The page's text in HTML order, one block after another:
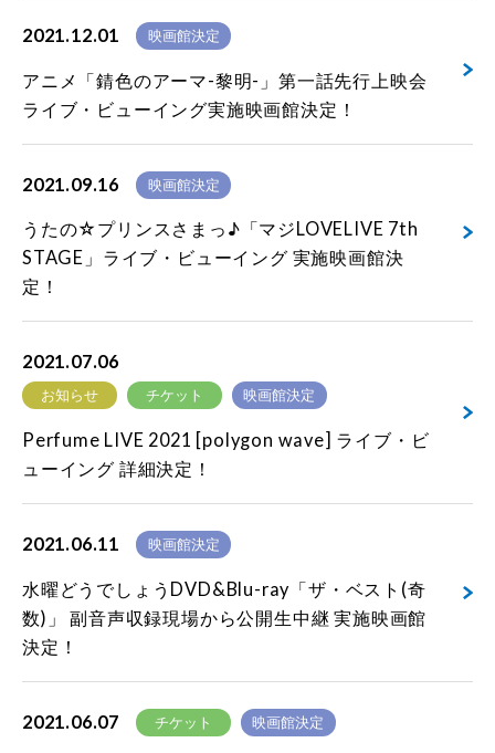
2021.12.01 映画館決定
アニメ「錆色のアーマ-黎明-」第一話先行上映会
ライブ・ビューイング実施映画館決定！
2021.09.16 映画館決定
うたの☆プリンスさまっ♪「マジLOVELIVE 7th
STAGE」ライブ・ビューイング 実施映画館決
定！
2021.07.06
お知らせ チケット 映画館決定
Perfume LIVE 2021 [polygon wave] ライブ・ビ
ューイング 詳細決定！
2021.06.11 映画館決定
水曜どうでしょうDVD&Blu-ray「ザ・ベスト(奇
数)」 副音声収録現場から公開生中継 実施映画館
決定！
2021.06.07 チケット 映画館決定